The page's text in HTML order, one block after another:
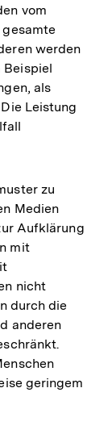
vom
werden
Beispiel
als
Leistung
zu
Medien
Aufklärung
mit
nicht
durch die
anderen
geringem